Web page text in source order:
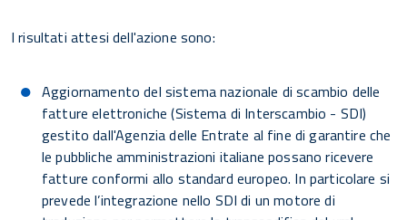
I risultati attesi dell'azione sono:
Aggiornamento del sistema nazionale di scambio delle
fatture elettroniche (Sistema di Interscambio - SDI)
gestito dall'Agenzia delle Entrate al fine di garantire che
le pubbliche amministrazioni italiane possano ricevere
fatture conformi allo standard europeo. In particolare si
prevede l’integrazione nello SDI di un motore di